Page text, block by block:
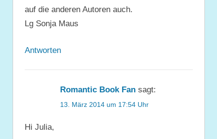
auf die anderen Autoren auch.
Lg Sonja Maus
Antworten
Romantic Book Fan sagt:
13. März 2014 um 17:54 Uhr
Hi Julia,